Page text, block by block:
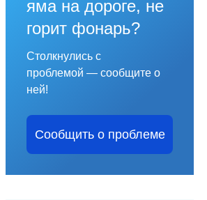
яма на дороге, не
горит фонарь?
Столкнулись с
проблемой — сообщите о
ней!
Сообщить о проблеме